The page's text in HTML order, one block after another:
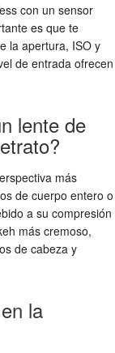
con un sensor
es que te
la apertura, ISO y
de entrada ofrecen
lente de
más
de cuerpo entero o
a su compresión
más cremoso,
de cabeza y
la